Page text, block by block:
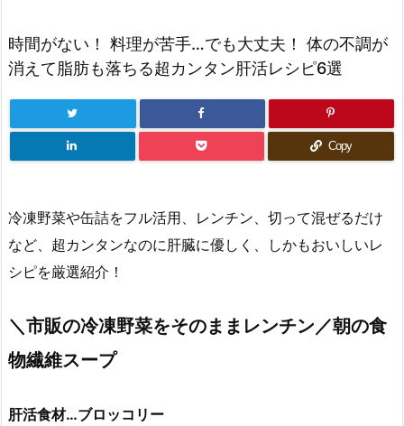
時間がない！ 料理が苦手…でも大丈夫！ 体の不調が
消えて脂肪も落ちる超カンタン肝活レシピ6選
Copy
冷凍野菜や缶詰をフル活用、レンチン、切って混ぜるだけ
など、超カンタンなのに肝臓に優しく、しかもおいしいレ
シピを厳選紹介！
＼市販の冷凍野菜をそのままレンチン／朝の食
物繊維スープ
肝活食材…ブロッコリー